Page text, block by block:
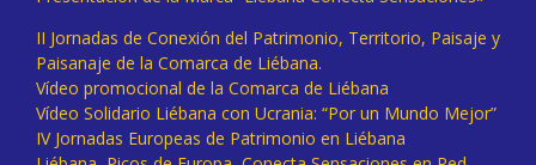
II Jornadas de Conexión del Patrimonio, Territorio, Paisaje y
Paisanaje de la Comarca de Liébana.
Vídeo promocional de la Comarca de Liébana
Vídeo Solidario Liébana con Ucrania: “Por un Mundo Mejor”
IV Jornadas Europeas de Patrimonio en Liébana